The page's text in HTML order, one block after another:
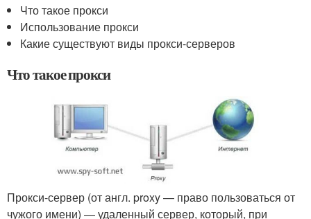
Что такое прокси
Использование прокси
Какие существуют виды прокси-серверов
Что такое прокси
Прокси-сервер (от англ. proxy — право пользоваться от
чужого имени) — удаленный сервер, который, при